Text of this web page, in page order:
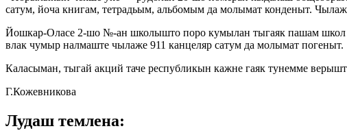
сатум, йоча книгам, тетрадьым, альбомым да молымат конденыт.
Йошкар-Оласе 2-шо №-ан школышто поро кумылан тыгаяк пашам
влак чумыр налмаште чылаже 911 канцеляр сатум да молымат погеныт.
Каласыман, тыгай акций таче республикын кажне гаяк тунемме
Г.Кожевникова
Лудаш темлена: